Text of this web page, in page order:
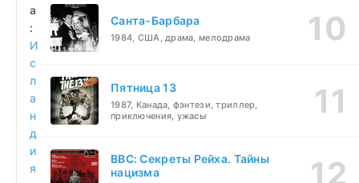
а
:
И
с
л
а
н
д
и
я
Санта-Барбара
1984, США, драма, мелодрама
Пятница 13
1987, Канада, фэнтези, триллер,
приключения, ужасы
BBC: Секреты Рейха. Тайны
нацизма